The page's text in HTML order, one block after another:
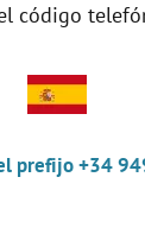
código
prefijo +34